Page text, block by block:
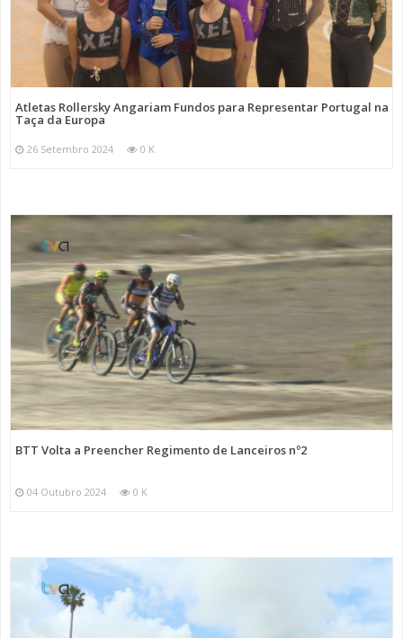
Atletas Rollersky Angariam Fundos para Representar Portugal na
Taça da Europa
26 Setembro 2024 0 K
BTT Volta a Preencher Regimento de Lanceiros nº2
04 Outubro 2024 0 K